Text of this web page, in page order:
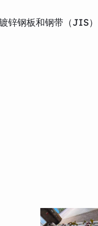
锌钢板和钢带（JIS）